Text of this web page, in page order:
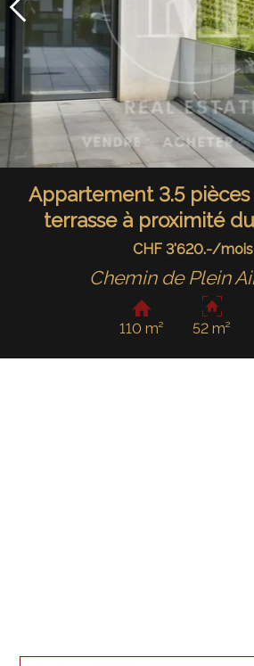
Appartement 3.5
terrasse à proximité
CHF 3'620.-/mois
Chemin de Plein
110 m² 52 m²